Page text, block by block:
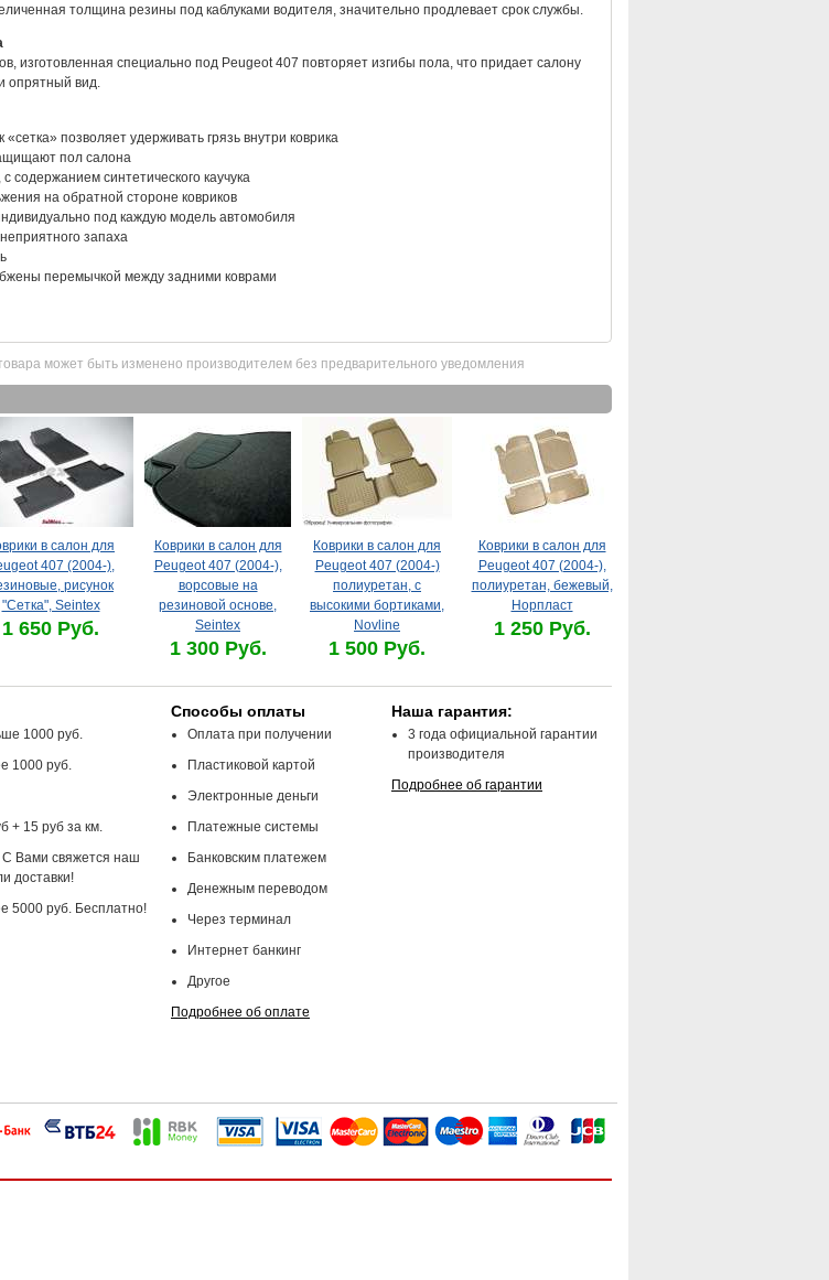
толщина резины под каблуками водителя, значительно продлевает срок службы.
изготовленная специально под Peugeot 407 повторяет изгибы пола, что придает салону
опрятный вид.
позволяет удерживать грязь внутри коврика
пол салона
содержанием синтетического каучука
на обратной стороне ковриков
под каждую модель автомобиля
запаха
перемычкой между задними коврами
может быть изменено производителем без предварительного уведомления
в салон для
407 (2004-),
рисунок
"Сетка", Seintex
1 650 Руб.
Коврики в салон для
Peugeot 407 (2004-),
ворсовые на
резиновой основе,
Seintex
1 300 Руб.
Коврики в салон для
Peugeot 407 (2004-)
полиуретан, с
высокими бортиками,
Novline
1 500 Руб.
Коврики в салон для
Peugeot 407 (2004-),
полиуретан, бежевый,
Норпласт
1 250 Руб.
1000 руб.
1000 руб.
+ 15 руб за км.
С Вами свяжется наш
доставки!
5000 руб. Бесплатно!
Способы оплаты
Оплата при получении
Пластиковой картой
Электронные деньги
Платежные системы
Банковским платежем
Денежным переводом
Через терминал
Интернет банкинг
Другое
Подробнее об оплате
Наша гарантия:
3 года официальной гарантии
производителя
Подробнее об гарантии